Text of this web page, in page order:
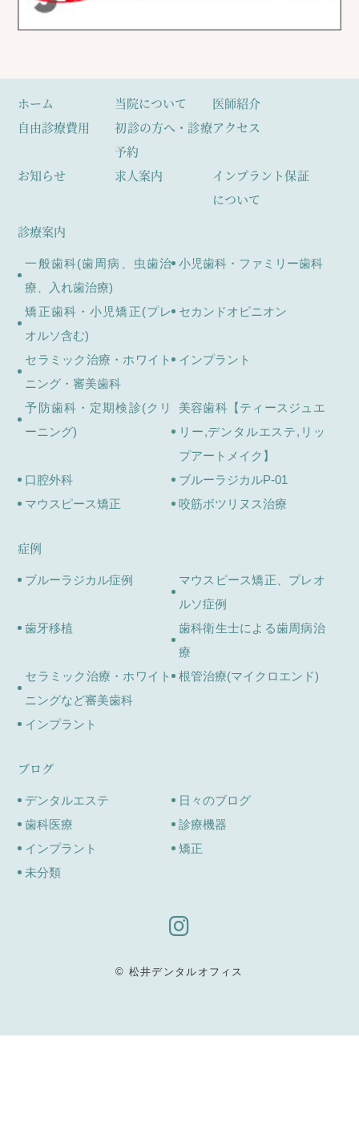
ホーム 当院について
医師紹介
自由診療費用
初診の方へ・診療
予約
アクセス
お知らせ 求人案内
インプラント保証
について
診療案内
一般歯科(歯周病、虫歯治
療、入れ歯治療)
小児歯科・ファミリー歯科
矯正歯科・小児矯正(プレ
オルソ含む)
セカンドオピニオン
セラミック治療・ホワイト
ニング・審美歯科
インプラント
予防歯科・定期検診(クリ
ーニング)
美容歯科【ティースジュエ
リー,デンタルエステ,リッ
プアートメイク】
口腔外科
ブルーラジカルP-01
マウスピース矯正
咬筋ボツリヌス治療
症例
ブルーラジカル症例
マウスピース矯正、プレオ
ルソ症例
歯牙移植
歯科衛生士による歯周病治
療
セラミック治療・ホワイト
ニングなど審美歯科
根管治療(マイクロエンド)
インプラント
ブログ
デンタルエステ
日々のブログ
歯科医療
診療機器
インプラント
矯正
未分類
© 松井デンタルオフィス